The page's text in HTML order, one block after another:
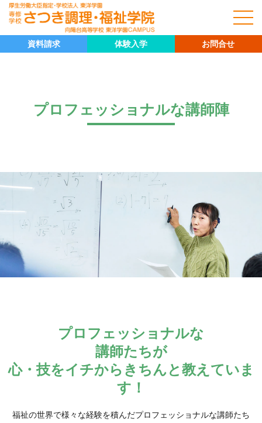
キャリア科の紹介
キャリア科の学び
資料請求 体験入学 お問合せ
プロフェッショナルな講師陣
プロフェッショナルな
講師たちが
心・技をイチからきちんと教えていま
す！
福祉の世界で様々な経験を積んだプロフェッショナルな講師たち